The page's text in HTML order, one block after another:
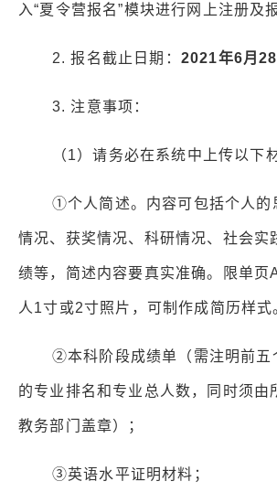
入“夏令营报名”模块进行网上注册及
2.报名截止日期： 2021年6月28
3. 注意事项：
（1）请务必在系统中上传以下
①个人简述。内容可包括个人的
情况、获奖情况、科研情况、社会实
绩等，简述内容要真实准确。限单页
人 1寸或2寸照片，可制作成简历样式
②本科阶段成绩单（需注明前五
的专业排名和专业总人数，同时须由
教务部门盖章）；
③英语水平证明材料；